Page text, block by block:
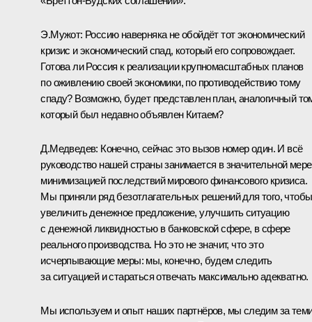
Э.Мужот: Россию наверняка не обойдёт тот экономический
кризис и экономический спад, который его сопровождает.
Готова ли Россия к реализации крупномасштабных планов
по оживлению своей экономики, по противодействию тому
спаду? Возможно, будет представлен план, аналогичный
который был недавно объявлен Китаем?
Д.Медведев: Конечно, сейчас это вызов номер один. И всё
руководство нашей страны занимается в значительной мере
минимизацией последствий мирового финансового кризиса.
Мы приняли ряд безотлагательных решений для того, чтобы
увеличить денежное предложение, улучшить ситуацию
с денежной ликвидностью в банковской сфере, в сфере
реального производства. Но это не значит, что это
исчерпывающие меры: мы, конечно, будем следить
за ситуацией и стараться отвечать максимально адекватно.
Мы используем и опыт наших партнёров, мы следим за